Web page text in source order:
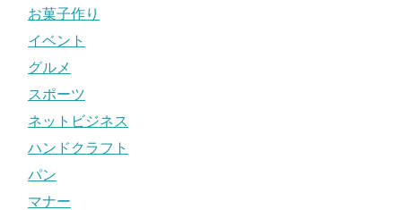
お菓子作り
イベント
グルメ
スポーツ
ネットビジネス
ハンドクラフト
パン
マナー